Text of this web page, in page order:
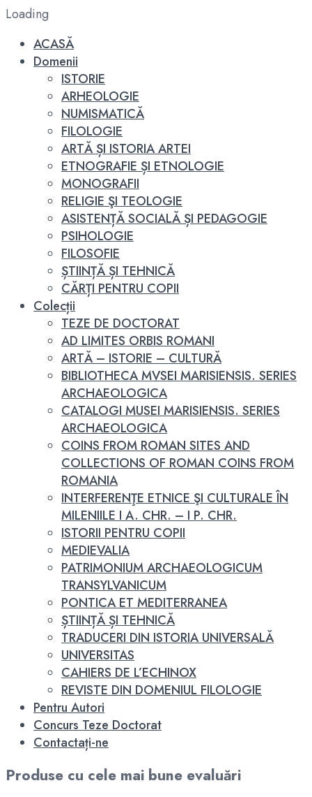
Loading
ACASĂ
Domenii
ISTORIE
ARHEOLOGIE
NUMISMATICĂ
FILOLOGIE
ARTĂ ȘI ISTORIA ARTEI
ETNOGRAFIE ȘI ETNOLOGIE
MONOGRAFII
RELIGIE ŞI TEOLOGIE
ASISTENȚĂ SOCIALĂ ȘI PEDAGOGIE
PSIHOLOGIE
FILOSOFIE
ȘTIINȚĂ ȘI TEHNICĂ
CĂRȚI PENTRU COPII
Colecții
TEZE DE DOCTORAT
AD LIMITES ORBIS ROMANI
ARTĂ – ISTORIE – CULTURĂ
BIBLIOTHECA MVSEI MARISIENSIS. SERIES
ARCHAEOLOGICA
CATALOGI MUSEI MARISIENSIS. SERIES
ARCHAEOLOGICA
COINS FROM ROMAN SITES AND
COLLECTIONS OF ROMAN COINS FROM
ROMANIA
INTERFERENŢE ETNICE ŞI CULTURALE ÎN
MILENIILE I A. CHR. – I P. CHR.
ISTORII PENTRU COPII
MEDIEVALIA
PATRIMONIUM ARCHAEOLOGICUM
TRANSYLVANICUM
PONTICA ET MEDITERRANEA
ȘTIINȚĂ ȘI TEHNICĂ
TRADUCERI DIN ISTORIA UNIVERSALĂ
UNIVERSITAS
CAHIERS DE L’ECHINOX
REVISTE DIN DOMENIUL FILOLOGIE
Pentru Autori
Concurs Teze Doctorat
Contactați-ne
Produse cu cele mai bune evaluări